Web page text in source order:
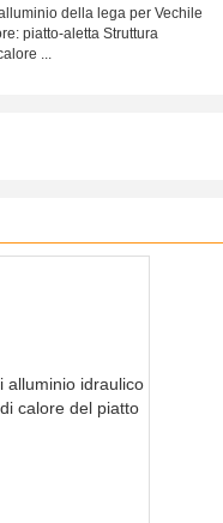
della lega per Vechile
piatto-aletta Struttura
...